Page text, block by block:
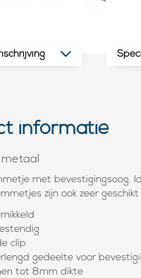
informatie
met bevestigingsoog.
zijn ook zeer
clip
gedeelte voor
tot 8mm dikte